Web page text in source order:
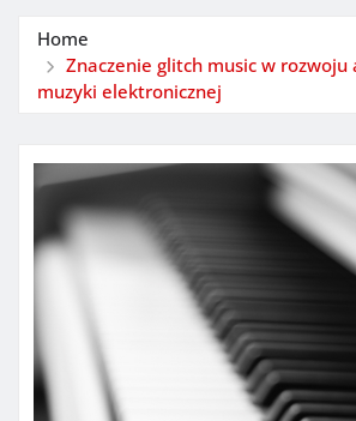
Home
Znaczenie glitch music w rozwoju
muzyki elektronicznej